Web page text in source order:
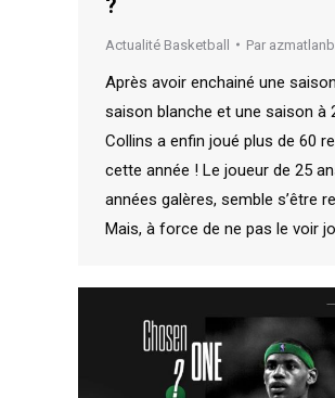
Actualité Basketball Par
Après avoir enchainé une
saison blanche et une saison à
Collins a enfin joué plus de 60
cette année ! Le joueur de 25
années galères, semble s’être
Mais, à force de ne pas le voir